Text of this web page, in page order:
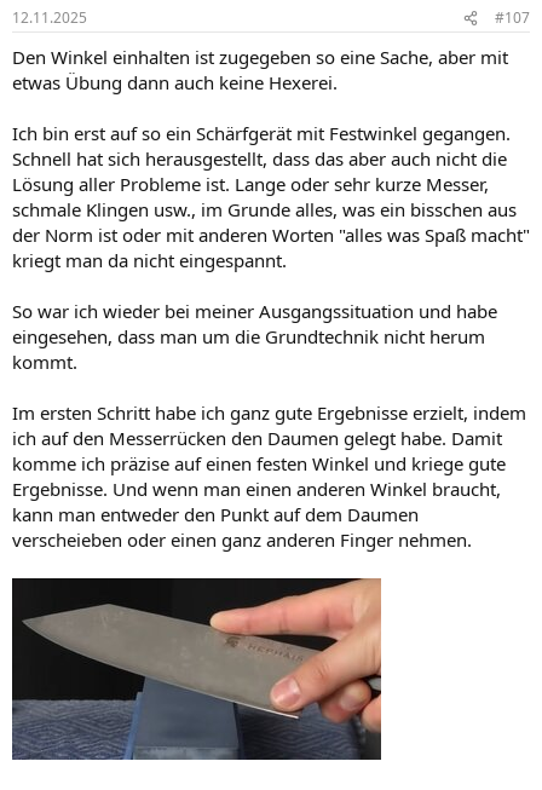
12.11.2025 #107
Den Winkel einhalten ist zugegeben so eine Sache, aber mit
etwas Übung dann auch keine Hexerei.
Ich bin erst auf so ein Schärfgerät mit Festwinkel gegangen.
Schnell hat sich herausgestellt, dass das aber auch nicht die
Lösung aller Probleme ist. Lange oder sehr kurze Messer,
schmale Klingen usw., im Grunde alles, was ein bisschen aus
der Norm ist oder mit anderen Worten "alles was Spaß macht"
kriegt man da nicht eingespannt.
So war ich wieder bei meiner Ausgangssituation und habe
eingesehen, dass man um die Grundtechnik nicht herum
kommt.
Im ersten Schritt habe ich ganz gute Ergebnisse erzielt, indem
ich auf den Messerrücken den Daumen gelegt habe. Damit
komme ich präzise auf einen festen Winkel und kriege gute
Ergebnisse. Und wenn man einen anderen Winkel braucht,
kann man entweder den Punkt auf dem Daumen
verscheieben oder einen ganz anderen Finger nehmen.